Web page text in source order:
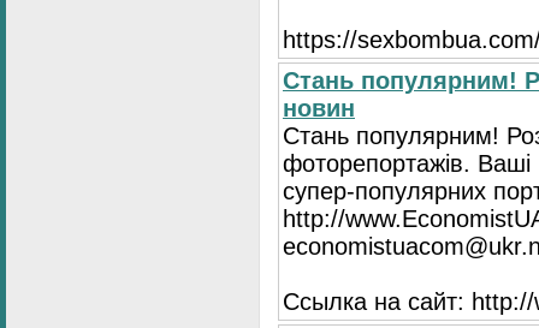
https://
Стань популярним!
новин
Стань популярним!
фоторепортажів. Ваші
супер-популярних
http://
Ссылка на сайт: